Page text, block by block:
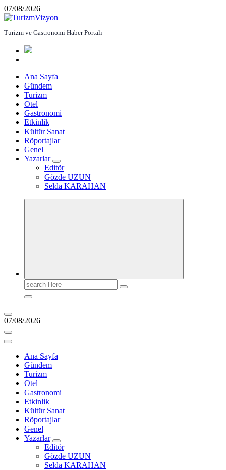
İçeriğe
atla
07/08/2026
Turizm ve Gastronomi Haber Portalı
Ana Sayfa
Gündem
Turizm
Otel
Gastronomi
Etkinlik
Kültür Sanat
Röportajlar
Genel
Yazarlar
Editör
Gözde UZUN
Selda KARAHAN
Search
for:
07/08/2026
Ana Sayfa
Gündem
Turizm
Otel
Gastronomi
Etkinlik
Kültür Sanat
Röportajlar
Genel
Yazarlar
Editör
Gözde UZUN
Selda KARAHAN